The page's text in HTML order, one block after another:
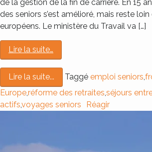
de la gestion de la fin de carrière. En 15
des seniors s’est amélioré, mais reste
européens. Le ministère du Travail va […]
Lire la suite…
Lire la suite... Taggé emploi seniors
Europe,réforme des retraites,séjours
actifs,voyages seniors Réagir